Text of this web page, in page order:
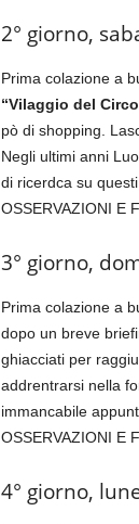
2° giorno,
Prima colazione a
“Vilaggio del
pò di shopping.
Negli ultimi anni
di ricerdca su
OSSERVAZIONI E
3° giorno,
Prima colazione a
dopo un breve
ghiacciati per
addrentrarsi nella
immancabile
OSSERVAZIONI E
4° giorno,